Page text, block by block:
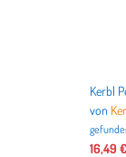
von
16,49 €